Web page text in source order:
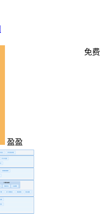
盈盈
免费